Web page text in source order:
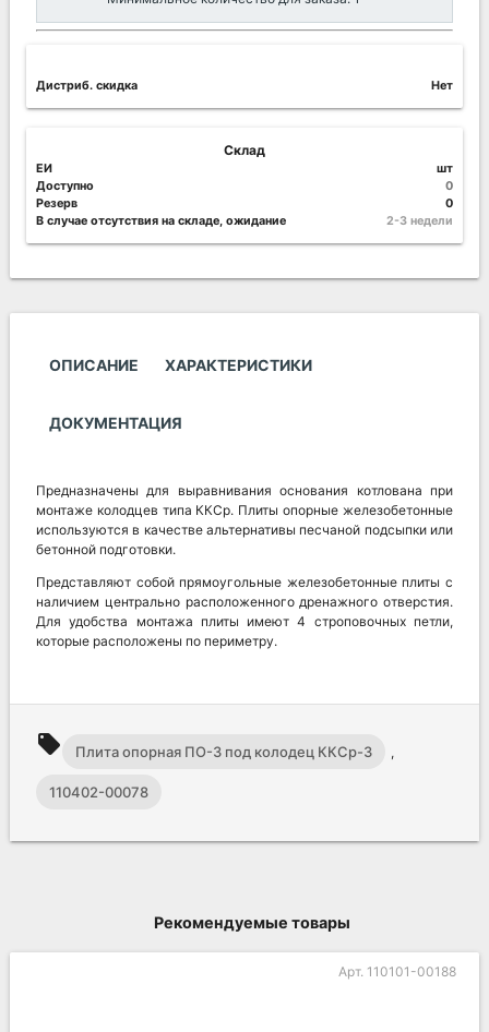
Дистриб. скидка Нет
Склад
ЕИ
шт
Доступно
0
Резерв
0
В случае отсутствия на складе, ожидание
2-3 недели
ОПИСАНИЕ ХАРАКТЕРИСТИКИ
ДОКУМЕНТАЦИЯ
Предназначены для выравнивания основания котлована при
монтаже колодцев типа ККСр. Плиты опорные железобетонные
используются в качестве альтернативы песчаной подсыпки или
бетонной подготовки.
Представляют собой прямоугольные железобетонные плиты с
наличием центрально расположенного дренажного отверстия.
Для удобства монтажа плиты имеют 4 строповочных петли,
которые расположены по периметру.
local_offer Плита опорная ПО-3 под колодец ККСр-3 ,
110402-00078
Рекомендуемые товары
Арт. 110101-00188